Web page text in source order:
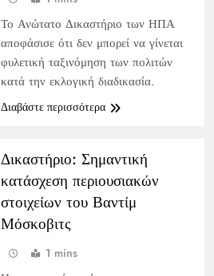
Το Ανώτατο Δικαστήριο των ΗΠΑ
αποφάσισε ότι δεν μπορεί να γίνεται
φυλετική ταξινόμηση των πολιτών
κατά την εκλογική διαδικασία.
Διαβάστε περισσότερα
Δικαστήριο: Σημαντική
κατάσχεση περιουσιακών
στοιχείων του Βαντίμ
Μόσκοβιτς
1 mins